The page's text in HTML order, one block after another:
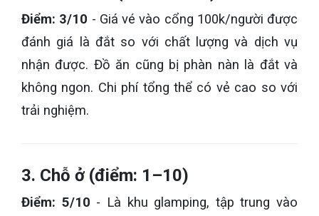
Điểm: 3/10 - Giá vé vào cổng 100k/người được
đánh giá là đắt so với chất lượng và dịch vụ
nhận được. Đồ ăn cũng bị phàn nàn là đắt và
không ngon. Chi phí tổng thể có vẻ cao so với
trải nghiệm.
3. Chỗ ở (điểm: 1–10)
Điểm: 5/10 - Là khu glamping, tập trung vào